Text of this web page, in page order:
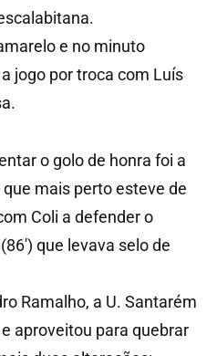
e no minuto
jogo por troca com Luís
o golo de honra foi a
mais perto esteve de
Coli a defender o
que levava selo de
Ramalho, a U. Santarém
aproveitou para quebrar